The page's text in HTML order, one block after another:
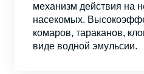
механизм действия на
насекомых.
комаров, тараканов,
виде водной эмульсии.